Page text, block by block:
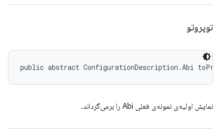
توپروتو
public abstract ConfigurationDescription.Abi
نمایش اولیه‌ی نمونه‌ی فعلی Abi را برمی‌گرداند.